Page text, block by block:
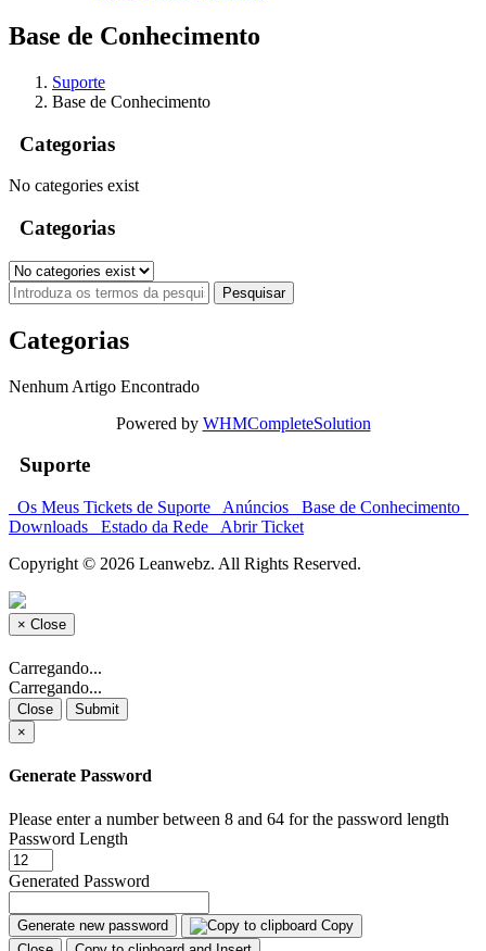
Base de Conhecimento
Suporte
Base de Conhecimento
Categorias
No categories exist
Categorias
Categorias
Nenhum Artigo Encontrado
Powered by WHMCompleteSolution
Suporte
Os Meus Tickets de Suporte Anúncios
Base de Conhecimento
Downloads
Estado da Rede
Abrir Ticket
Copyright © 2026 Leanwebz. All Rights Reserved.
× Close
Carregando...
Carregando...
Close
Submit
×
Generate Password
Please enter a number between 8 and 64 for the password length
Password Length
Generated Password
Generate new password
Copy